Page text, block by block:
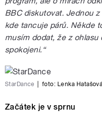
BBC diskutovat. Jednou
kde tancuje párů. Někde
musím dodat, že z ohlasu
spokojeni.“
StarDance foto: Lenka Hatašová
Začátek je v sprnu